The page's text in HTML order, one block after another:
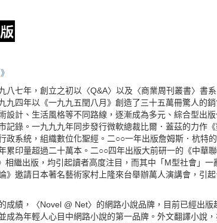
八七年，創立之初以〈Q&A〉以及〈商業周刊叢書〉書
九四年以《一九九五閏八月》創造了三十五萬冊驚人的
設計、生活風格等不同路線，逐漸成為多元、綜合型出
記錄。一九九九年同步發行微軟總裁比爾．蓋茲的力作
政系統，組織數位化聖經。二○○一年出版詹姆斯．杭特
累印量超過二十萬本。二○○四年出版大前研一的《中華
相繼出版，均引起讀者高度注目，而其中「M型社會」
》邀請日本著名藝術家村上隆來台舉辦萬人演講會，引
成績，〈Novel @ Net〉的網路小說品牌，目前已經出
成為年輕人心目中網路小說的第一品牌。外文翻譯小說